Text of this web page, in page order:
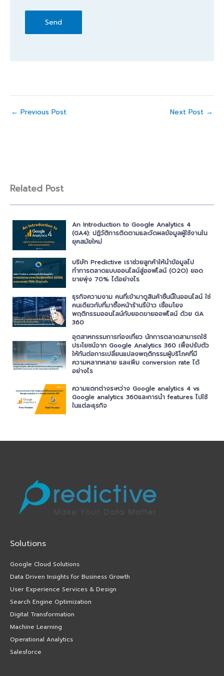
← Previous Post Next Post →
Related Post
An Introduction to Google Analytics 4
(GA4): ปฏิวัติการติดตามและวัดผลข้อมูลผู้ใช้งานใน
ยุคสมัยใหม่
บริษัท Predictive เราช่วยลูกค้าให้นำข้อมูลไป
ทำการตลาดแบบออนไลน์สู่ออฟไลน์ (O2O) ยอด
ขายพุ่ง 70% ได้อย่างไร
ธุรกิจความงาม คนที่เข้ามาดูสินค้าชิ้นนี้ในออนไลน์ ใช่
คนเดียวกับที่มาซื้อหน้าร้านรึป่าว เชื่อมโยง
พฤติกรรมออนไลน์กับยอดขายออฟไลน์ ด้วย GA
360
อุตสาหกรรมการท่องเที่ยว นักการตลาดสามารถใช้
ประโยชน์จาก Google Analytics 360 เพื่อปรับตัว
ให้ทันต่อการเปลี่ยนแปลงพฤติกรรมผู้บริโภคที่มี
ความหลากหลาย และเพิ่ม conversion rate ได้
อย่างไร
ความแตกต่างระหว่าง Google analytics 4 vs
Google analytics 360และการนำ features ไปใช้
ในแต่ละธุรกิจ
Solutions
Google Cloud Solutions
Data Driven Insights for Business Growth
User Experience Services & Design
Search Engine Optimization
Digital Transformation
Machine Learning
Operational Analytics
Salesforce